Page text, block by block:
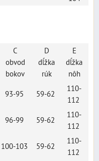
C
obvod
bokov
D
dĺžka
rúk
E
dĺžka
nôh
93-95 59-62
110-
112
96-99 59-62
110-
112
100-103 59-62
110-
112